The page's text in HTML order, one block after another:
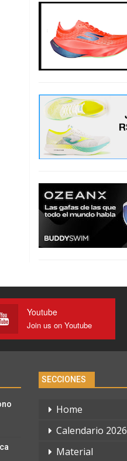
Youtube
Join us on Youtube
SECCIONES
Home
Calendario 2026
Material